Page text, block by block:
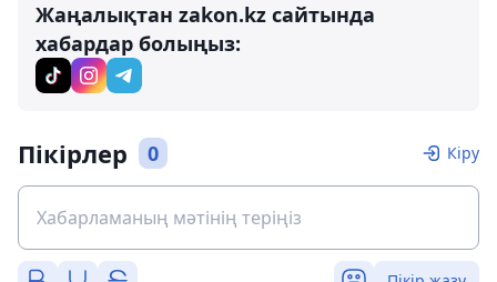
Жаңалықтан zakon.kz сайтында
хабардар болыңыз:
Пікірлер 0 Кіру